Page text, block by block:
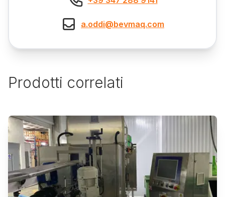
a.oddi@bevmaq.com
Prodotti correlati